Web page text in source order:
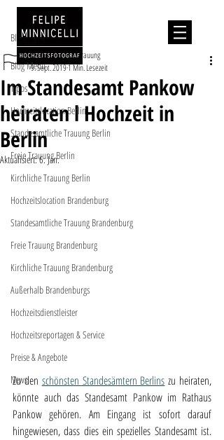
Beitrag
Blog Menu
Tipps
Hochzeitslocation Berlin
Standesamtliche Trauung Berlin
Freie Trauung Berlin
Kirchliche Trauung Berlin
Hochzeitslocation Brandenburg
Standesamtliche Trauung Brandenburg
Freie Trauung Brandenburg
Kirchliche Trauung Brandenburg
Außerhalb Brandenburgs
Hochzeitsdienstleister
Hochzeitsreportagen & Service
Preise & Angebote
News
Blog Menu
Im Standesamt Pankow
heiraten l Hochzeit in
Berlin
Standesamtliche Trauung
9. Sept. 20191 Min. Lesezeit
Aktualisiert:6. Jan.
Zu den schönsten Standesämtern Berlins zu heiraten,
könnte auch das Standesamt Pankow im Rathaus
Pankow gehören. Am Eingang ist sofort darauf
hingewiesen, dass dies ein spezielles Standesamt ist.